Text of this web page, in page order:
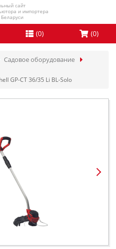
сайт
и импортера
(0) (0)
Садовое оборудование
GP-CT 36/35 Li BL-Solo